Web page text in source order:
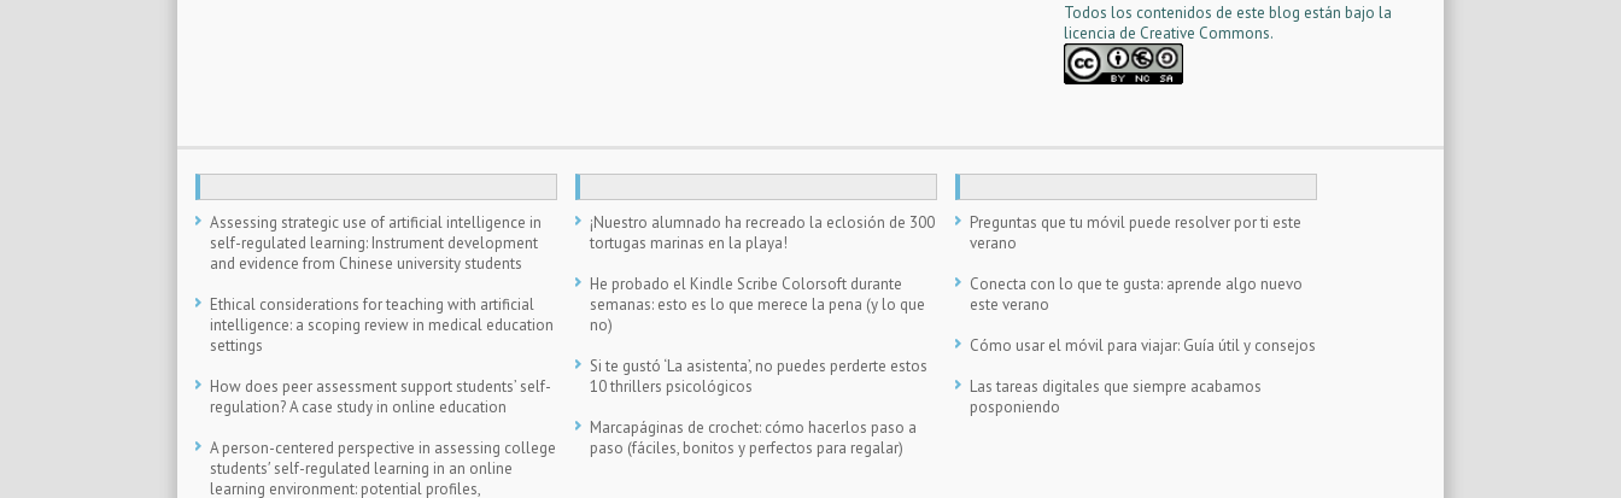
Todos los contenidos de este blog están bajo la
licencia de Creative Commons.
Assessing strategic use of artificial intelligence in
self-regulated learning: Instrument development
and evidence from Chinese university students
Ethical considerations for teaching with artificial
intelligence: a scoping review in medical education
settings
How does peer assessment support students’ self-
regulation? A case study in online education
A person-centered perspective in assessing college
students′ self-regulated learning in an online
learning environment: potential profiles,
¡Nuestro alumnado ha recreado la eclosión de 300
tortugas marinas en la playa!
He probado el Kindle Scribe Colorsoft durante
semanas: esto es lo que merece la pena (y lo que
no)
Si te gustó ‘La asistenta’, no puedes perderte estos
10 thrillers psicológicos
Marcapáginas de crochet: cómo hacerlos paso a
paso (fáciles, bonitos y perfectos para regalar)
Preguntas que tu móvil puede resolver por ti este
verano
Conecta con lo que te gusta: aprende algo nuevo
este verano
Cómo usar el móvil para viajar: Guía útil y consejos
Las tareas digitales que siempre acabamos
posponiendo